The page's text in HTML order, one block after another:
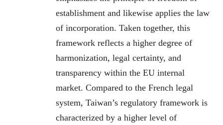
establishment and likewise applies the law
of incorporation. Taken together, this
framework reflects a higher degree of
harmonization, legal certainty, and
transparency within the EU internal
market. Compared to the French legal
system, Taiwan’s regulatory framework is
characterized by a higher level of